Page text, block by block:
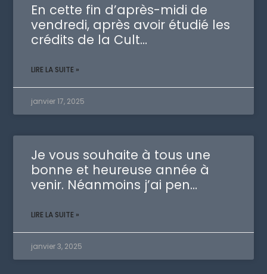
En cette fin d’après-midi de
vendredi, après avoir étudié les
crédits de la Cult…
LIRE LA SUITE »
janvier 17, 2025
Je vous souhaite à tous une
bonne et heureuse année à
venir. Néanmoins j’ai pen…
LIRE LA SUITE »
janvier 3, 2025